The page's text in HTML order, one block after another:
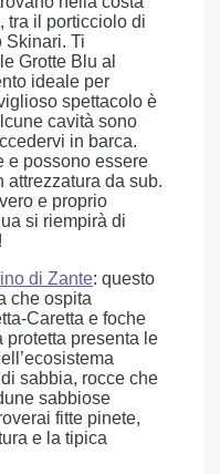
tra il porticciolo di
Skinari. Ti
Grotte Blu al
ideale per
spettacolo è
cavità sono
in barca.
e possono essere
attrezzatura da sub.
e proprio
si riempirà di
di Zante: questo
che ospita
Caretta e foche
protetta presenta le
sabbia, rocce che
sabbiose
fitte pinete,
e la tipica